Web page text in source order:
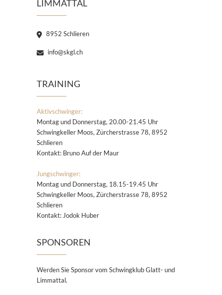
LIMMATTAL
8952 Schlieren
info@skgl.ch
TRAINING
Aktivschwinger:
Montag und Donnerstag, 20.00-21.45 Uhr
Schwingkeller Moos, Zürcherstrasse 78, 8952
Schlieren
Kontakt: Bruno Auf der Maur
Jungschwinger:
Montag und Donnerstag, 18.15-19.45 Uhr
Schwingkeller Moos, Zürcherstrasse 78, 8952
Schlieren
Kontakt: Jodok Huber
SPONSOREN
Werden Sie Sponsor vom Schwingklub Glatt- und
Limmattal.